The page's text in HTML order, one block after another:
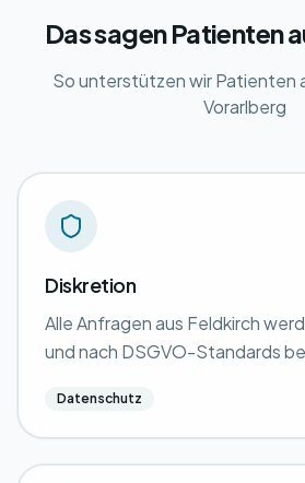
Das sagen Patienten
So unterstützen wir Patienten
Vorarlberg
Diskretion
Alle Anfragen aus Feldkirch
und nach DSGVO-Standards
Datenschutz